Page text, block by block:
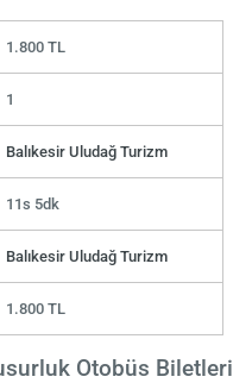
1.800 TL
1
Balıkesir Uludağ Turizm
11s 5dk
Balıkesir Uludağ Turizm
1.800 TL
Otobüs Biletleri